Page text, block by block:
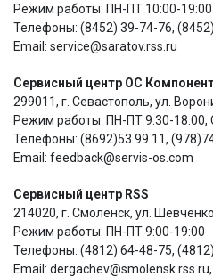
Режим работы: ПН-ПТ 10:00-19:00
Телефоны: (8452) 39-74-76,
Email: service@saratov.rss.ru
Сервисный центр ОС
299011, г. Севастополь, ул.
Режим работы: ПН-ПТ 9:30-18:00,
Телефоны: (8692)53 99 11,
Email: feedback@servis-os.com
Сервисный центр RSS
214020, г. Смоленск, ул.
Режим работы: ПН-ПТ 9:00-19:00
Телефоны: (4812) 64-48-75,
Email: